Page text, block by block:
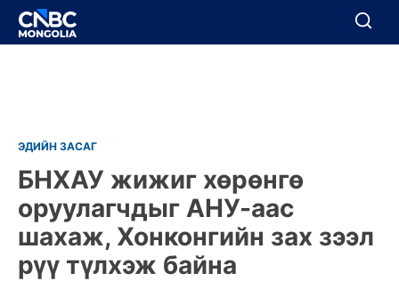
BREAKING
Цуцлах
ЭДИЙН ЗАСАГ
БНХАУ жижиг хөрөнгө
оруулагчдыг АНУ-аас
шахаж, Хонконгийн зах зээл
рүү түлхэж байна